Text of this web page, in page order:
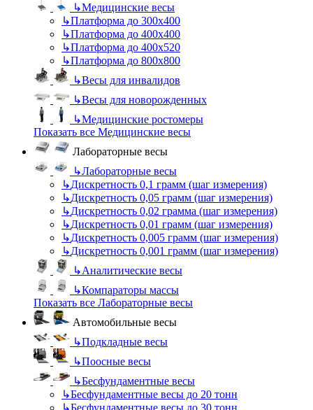
↳Медицинские весы
↳Платформа до 300х400
↳Платформа до 400х400
↳Платформа до 400х520
↳Платформа до 800х800
↳Весы для инвалидов
↳Весы для новорожденных
↳Медицинские ростомеры
Показать все Медицинские весы
Лабораторные весы
↳Лабораторные весы
↳Дискретность 0,1 грамм (шаг измерения)
↳Дискретность 0,05 грамм (шаг измерения)
↳Дискретность 0,02 грамма (шаг измерения)
↳Дискретность 0,01 грамм (шаг измерения)
↳Дискретность 0,005 грамм (шаг измерения)
↳Дискретность 0,001 грамм (шаг измерения)
↳Аналитические весы
↳Компараторы массы
Показать все Лабораторные весы
Автомобильные весы
↳Подкладные весы
↳Поосные весы
↳Бесфундаментные весы
↳Бесфундаментные весы до 20 тонн
↳Бесфундаментные весы до 30 тонн